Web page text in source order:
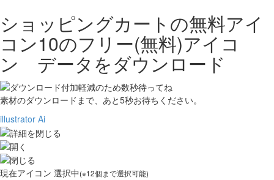
ショッピングカートの無料アイ
コン10のフリー(無料)アイコ
ン データをダウンロード
素材のダウンロードまで、あと5秒お待ちください。
illustrator Ai
現在アイコン 選択中(※12個まで選択可能)